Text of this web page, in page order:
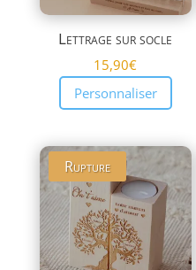
Lettrage sur socle
15,90€
Personnaliser
Rupture